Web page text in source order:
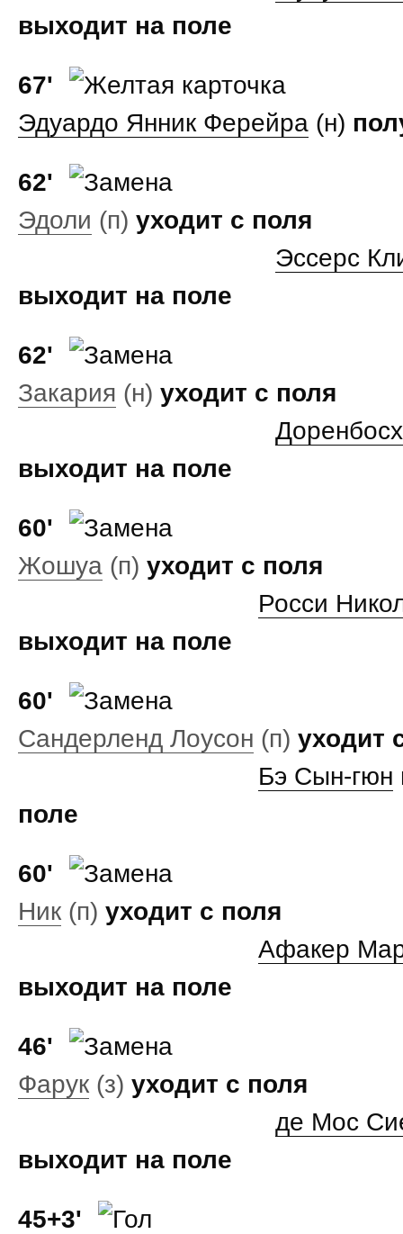
выходит на поле
67'
Эдуардо Янник Ферейра (н)
62'
Эдоли (п) уходит с поля
Эссерс
выходит на поле
62'
Закария (н) уходит с поля
выходит на поле
60'
Жошуа (п) уходит с поля
Росси
выходит на поле
60'
Сандерленд Лоусон (п) уходит
Бэ Сын‑гюн
поле
60'
Ник (п) уходит с поля
Афакер
выходит на поле
46'
Фарук (з) уходит с поля
де Мос
выходит на поле
45+3'